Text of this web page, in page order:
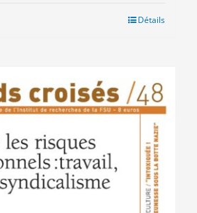
variations.
la
Détails